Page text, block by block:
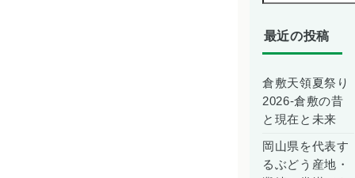
最近の投稿
倉敷天領夏祭り
2026-倉敷の昔
と現在と未来
岡山県を代表す
るぶどう産地・